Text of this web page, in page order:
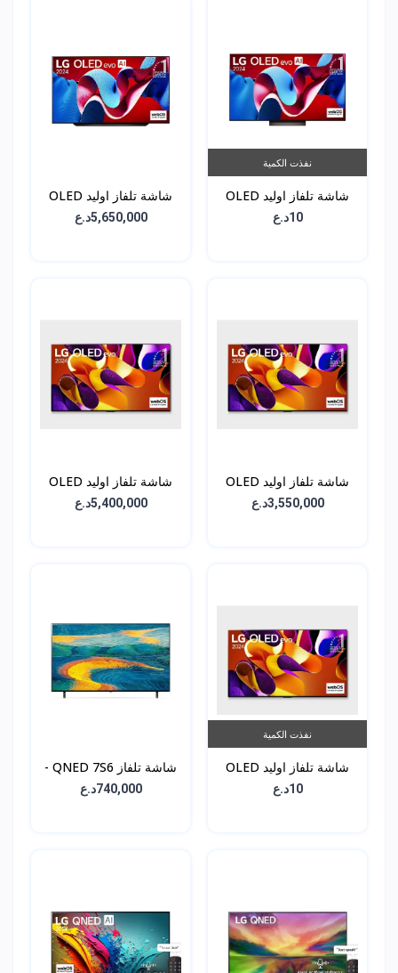
نفذت الكمية
شاشة تلفاز اوليد OLED
10د.ع
شاشة تلفاز اوليد OLED
C4 - حجم 83 انش -5,650,000د.ع
شاشة تلفاز اوليد OLED
G4 - حجم 65 انش -3,550,000د.ع
شاشة تلفاز اوليد OLED
G4 - حجم 77 انش -5,400,000د.ع
نفذت الكمية
شاشة تلفاز اوليد OLED
10د.ع
شاشة تلفاز QNED 7S6 -
حجم 55 انش -740,000د.ع